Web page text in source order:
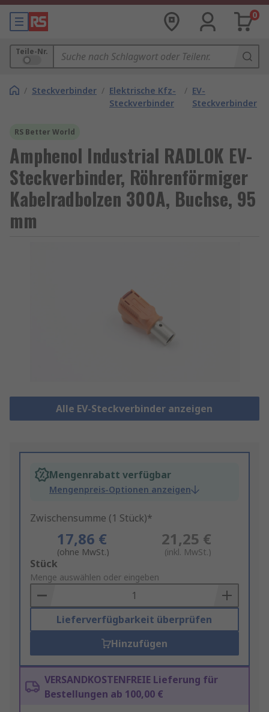
0
Teile-Nr.
/ Steckverbinder / Elektrische Kfz-
Steckverbinder
/ EV-
Steckverbinder
RS Better World
Amphenol Industrial RADLOK EV-
Steckverbinder, Röhrenförmiger
Kabelradbolzen 300A, Buchse, 95
mm
Alle EV-Steckverbinder anzeigen
Mengenrabatt verfügbar
Mengenpreis-Optionen anzeigen
Zwischensumme (1 Stück)*
17,86 €
(ohne MwSt.)
21,25 €
(inkl. MwSt.)
Add
to
Basket
Stück
Menge auswählen oder eingeben
Lieferverfügbarkeit überprüfen
Hinzufügen
VERSANDKOSTENFREIE Lieferung für
Bestellungen ab 100,00 €